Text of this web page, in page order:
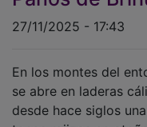
se abre en laderas
desde hace siglos
tonos rojizos en